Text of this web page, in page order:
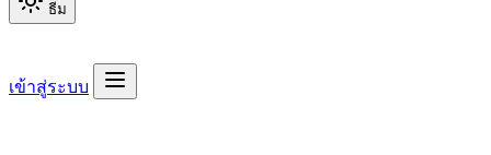
ธีม
เข้าสู่ระบบ